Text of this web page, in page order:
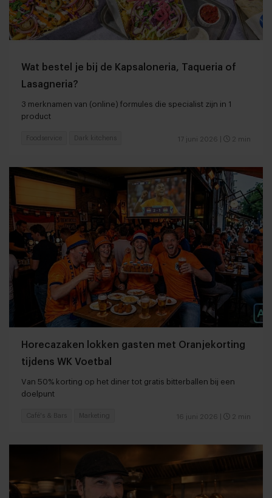
Wat bestel je bij de Kapsaloneria, Taqueria of
Lasagneria?
3 merknamen van (online) formules die specialist zijn in 1
product
17 juni 2026 2 min
Foodservice Dark kitchens
Horecazaken lokken gasten met Oranjekorting
tijdens WK Voetbal
Van 50% korting op het diner tot gratis bitterballen bij een
doelpunt
16 juni 2026 2 min
Café's & Bars Marketing